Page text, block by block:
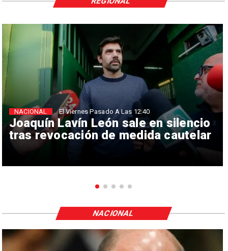
Joaquín Lavín León sale en silencio
tras revocación de medida cautelar
NACIONAL El Viernes Pasado A Las 12:40
NACIONAL